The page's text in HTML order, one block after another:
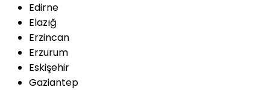
Edirne
Elazığ
Erzincan
Erzurum
Eskişehir
Gaziantep